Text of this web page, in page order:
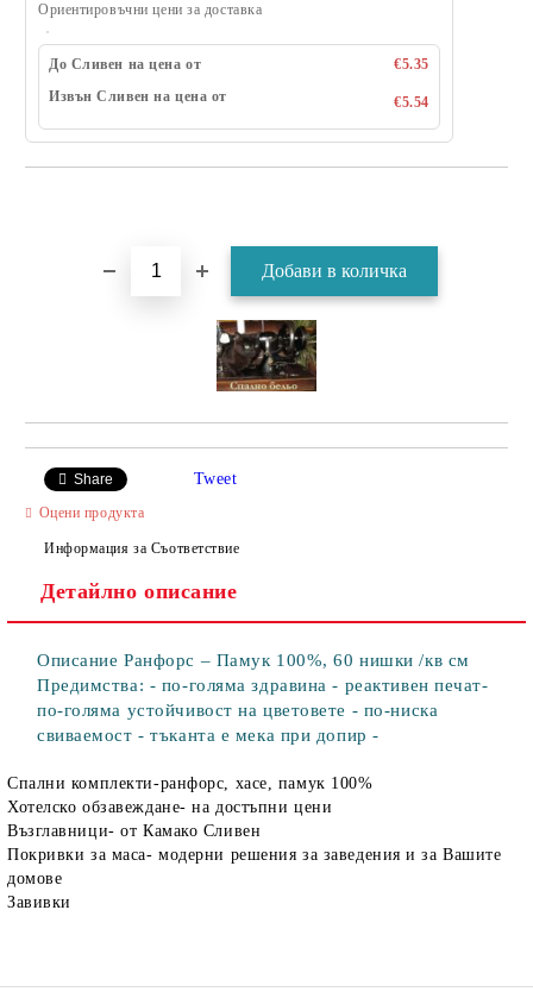
Ориентировъчни цени за доставка
До Сливен на цена от
€5.35
Извън Сливен на цена от
€5.54
Share Tweet
Оцени продукта
Информация за Съответствие
Детайлно описание
Описание Ранфорс – Памук 100%, 60 нишки /кв см
Предимства: - по-голяма здравина - реактивен печат-
по-голяма устойчивост на цветовете - по-ниска
свиваемост - тъканта е мека при допир -
Спални комплекти-ранфорс, хасе, памук 100%
Хотелско обзавеждане- на достъпни цени
Възглавници- от Камако Сливен
Покривки за маса- модерни решения за заведения и за Вашите
домове
Завивки